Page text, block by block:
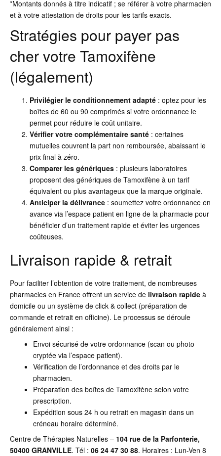
*Montants donnés à titre indicatif ; se référer à votre pharmacien
et à votre attestation de droits pour les tarifs exacts.
Stratégies pour payer pas
cher votre Tamoxifène
(légalement)
Privilégier le conditionnement adapté : optez pour les
boîtes de 60 ou 90 comprimés si votre ordonnance le
permet pour réduire le coût unitaire.
Vérifier votre complémentaire santé : certaines
mutuelles couvrent la part non remboursée, abaissant le
prix final à zéro.
Comparer les génériques : plusieurs laboratoires
proposent des génériques de Tamoxifène à un tarif
équivalent ou plus avantageux que la marque originale.
Anticiper la délivrance : soumettez votre ordonnance en
avance via l’espace patient en ligne de la pharmacie pour
bénéficier d’un traitement rapide et éviter les urgences
coûteuses.
Livraison rapide & retrait
Pour faciliter l’obtention de votre traitement, de nombreuses
pharmacies en France offrent un service de livraison rapide à
domicile ou un système de click & collect (préparation de
commande et retrait en officine). Le processus se déroule
généralement ainsi :
Envoi sécurisé de votre ordonnance (scan ou photo
cryptée via l’espace patient).
Vérification de l’ordonnance et des droits par le
pharmacien.
Préparation des boîtes de Tamoxifène selon votre
prescription.
Expédition sous 24 h ou retrait en magasin dans un
créneau horaire déterminé.
Centre de Thérapies Naturelles – 104 rue de la Parfonterie,
50400 GRANVILLE. Tél : 06 24 47 30 88. Horaires : Lun-Ven 8